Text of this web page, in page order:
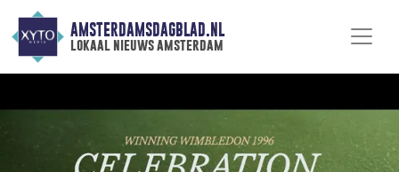
AMSTERDAMSDAGBLAD.NL
lokaal nieuws amsterdam